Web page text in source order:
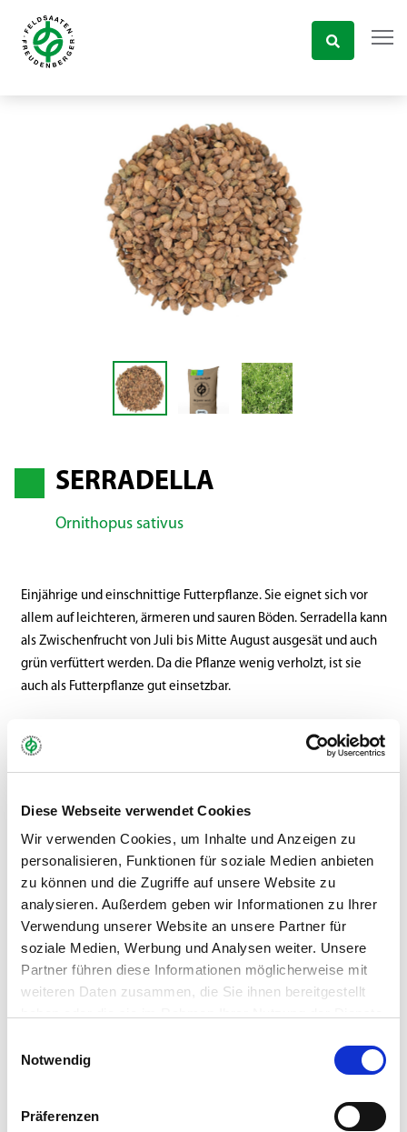
Diese Webseite verwendet Cookies
Wir verwenden Cookies, um Inhalte und Anzeigen zu
personalisieren, Funktionen für soziale Medien anbieten
zu können und die Zugriffe auf unsere Website zu
analysieren. Außerdem geben wir Informationen zu Ihrer
Verwendung unserer Website an unsere Partner für
soziale Medien, Werbung und Analysen weiter. Unsere
Partner führen diese Informationen möglicherweise mit
weiteren Daten zusammen, die Sie ihnen bereitgestellt
Notwendig
Präferenzen
SERRADELLA
Ornithopus sativus
Einjährige und einschnittige Futterpflanze. Sie eignet sich vor
allem auf leichteren, ärmeren und sauren Böden. Serradella kann
als Zwischenfrucht von Juli bis Mitte August ausgesät und auch
grün verfüttert werden. Da die Pflanze wenig verholzt, ist sie
auch als Futterpflanze gut einsetzbar.
Art.-Nr.:202100
Kategorie:Gräser & Leguminosen
Händler
Dieses Produkt erhalten Sie bei folgenden Händlern: